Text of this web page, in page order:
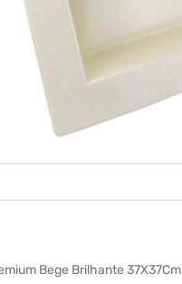
Bege Brilhante 37X37Cm